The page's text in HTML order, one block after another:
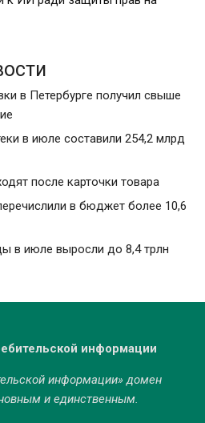
в Петербурге получил свыше
в июле составили 254,2 млрд
после карточки товара
в бюджет более 10,6
в июле выросли до 8,4 трлн
информации
информации» домен
и единственным.